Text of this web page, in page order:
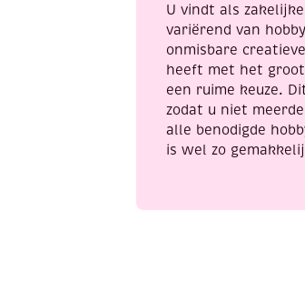
U vindt als
variërend van
onmisbare
heeft met het
een ruime keuze.
zodat u niet
alle benodigde
is wel zo